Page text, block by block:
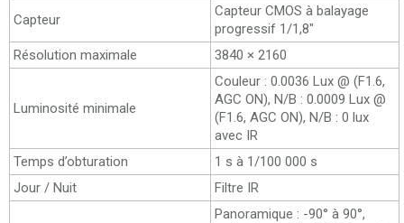
Capteur
Capteur CMOS à balayage
progressif 1/1,8"
Résolution maximale
3840 × 2160
Luminosité minimale
Couleur : 0.0036 Lux @ (F1.6,
AGC ON), N/B : 0.0009 Lux @
(F1.6, AGC ON), N/B : 0 lux
avec IR
Temps d’obturation
1 s à 1/100 000 s
Jour / Nuit
Filtre IR
Panoramique : -90° à 90°,